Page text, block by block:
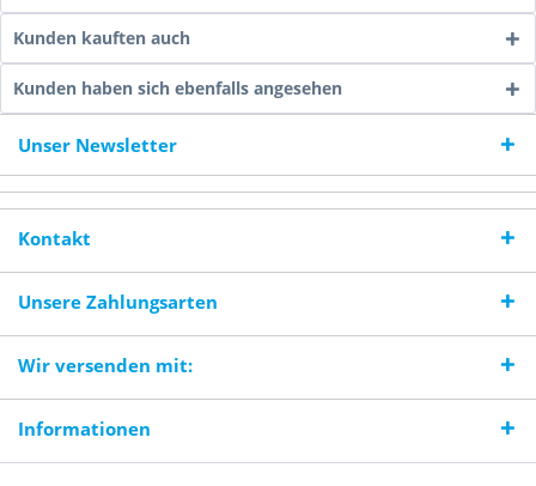
Kunden kauften auch
Kunden haben sich ebenfalls angesehen
Unser Newsletter
Kontakt
Unsere Zahlungsarten
Wir versenden mit:
Informationen